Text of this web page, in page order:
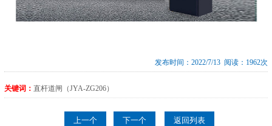
发布时间：2022/7/13 阅读：1962次
关键词： 直杆道闸（JYA-ZG206）
上一个 下一个 返回列表